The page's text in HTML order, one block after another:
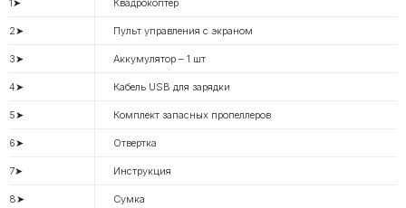
2➤ Пульт управления с экраном
3➤ Аккумулятор – 1 шт
4➤ Кабель USB для зарядки
5➤ Комплект запасных пропеллеров
6➤ Отвертка
7➤ Инструкция
8➤ Сумка